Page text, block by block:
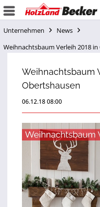
Unternehmen
News
Weihnachtsbaum Verleih 2018
Weihnachtsbaum
Obertshausen
06.12.18 08:00